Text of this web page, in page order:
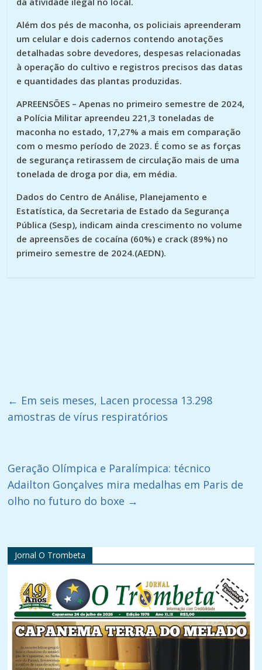
Além dos pés de maconha, os policiais apreenderam
um celular e dois cadernos contendo anotações
detalhadas sobre devedores, despesas relacionadas
à operação do cultivo e registros precisos das datas
e quantidades das plantas produzidas.
APREENSÕES – Apenas no primeiro semestre de 2024,
a Polícia Militar apreendeu 221,3 toneladas de
maconha no estado, 17,27% a mais em comparação
com o mesmo período de 2023. É como se as forças
de segurança retirassem de circulação mais de uma
tonelada de droga por dia, em média.
Dados do Centro de Análise, Planejamento e
Estatística, da Secretaria de Estado da Segurança
Pública (Sesp), indicam ainda crescimento no volume
de apreensões de cocaína (60%) e crack (89%) no
primeiro semestre de 2024.(AEDN).
← Em seis meses, Lacen processa 13.298
amostras de vírus respiratórios
Geração Olímpica e Paralímpica: técnico
Adailton Gonçalves mira medalhas em Paris de
olho no futuro do boxe →
Jornal O Trombeta